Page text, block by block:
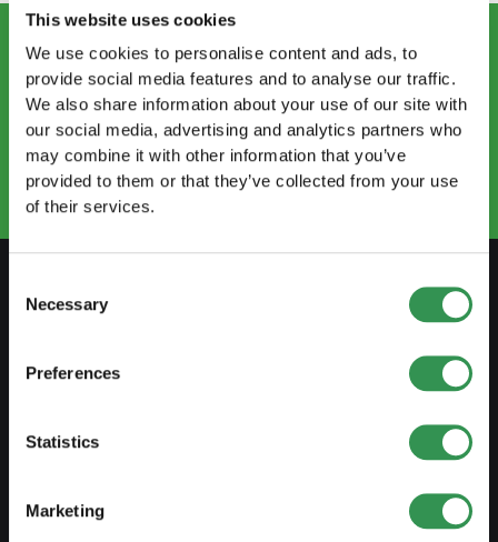
This website uses cookies
We use cookies to personalise content and ads, to
provide social media features and to analyse our traffic.
We also share information about your use of our site with
our social media, advertising and analytics partners who
may combine it with other information that you’ve
provided to them or that they’ve collected from your use
of their services.
Selection
Necessary
Preferences
Statistics
Marketing
KONTAKTIEREN SIE UNS
info@startups.ch
Termin buchen
+41 52 269 30 80
VORBEREITEN
Leitfaden Selbstständigkeit
Steuerliche Aspekte